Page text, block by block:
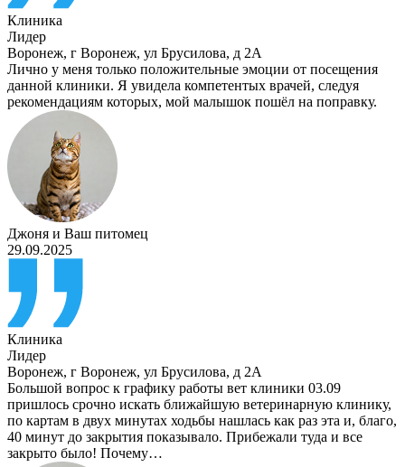
Клиника
Лидер
Воронеж, г Воронеж, ул Брусилова, д 2А
Лично у меня только положительные эмоции от посещения
данной клиники. Я увидела компетентых врачей, следуя
рекомендациям которых, мой малышок пошёл на поправку.
Джоня и Ваш питомец
29.09.2025
Клиника
Лидер
Воронеж, г Воронеж, ул Брусилова, д 2А
Большой вопрос к графику работы вет клиники 03.09
пришлось срочно искать ближайшую ветеринарную клинику,
по картам в двух минутах ходьбы нашлась как раз эта и, благо,
40 минут до закрытия показывало. Прибежали туда и все
закрыто было! Почему…